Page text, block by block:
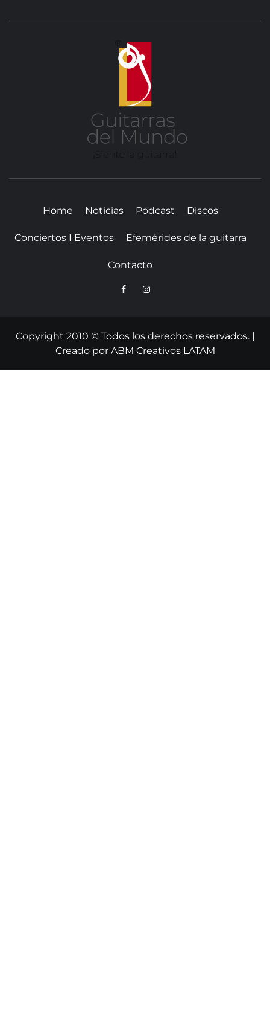
Home Noticias Podcast Discos
Conciertos I Eventos Efemérides de la guitarra
Contacto
Copyright 2010 © Todos los derechos reservados. |
Creado por ABM Creativos LATAM